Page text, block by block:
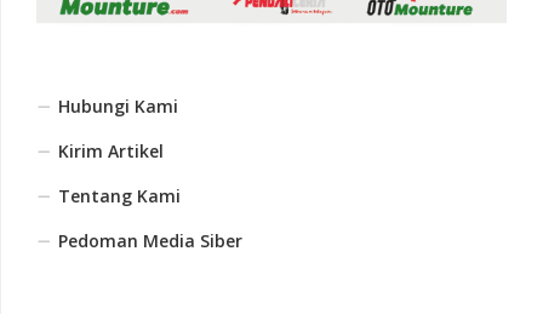
Hubungi Kami
Kirim Artikel
Tentang Kami
Pedoman Media Siber